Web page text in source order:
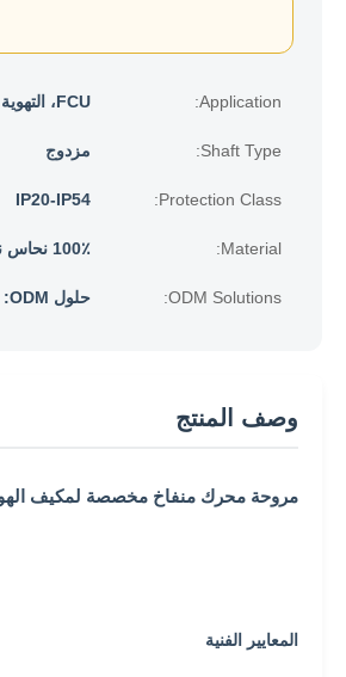
Application: FCU، التهوية
Shaft Type: مزدوج
Protection Class:
IP20-IP54
Material: 100٪ نحاس نقي
ODM Solutions: حلول ODM: محركات AC و EC مخصصة
وصف المنتج
مروحة محرك منفاخ مخصصة لمكيف
المعايير الفنية